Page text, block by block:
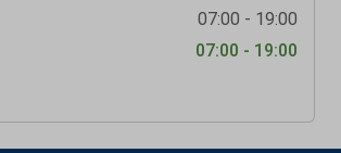
07:00 - 19:00
07:00 - 19:00